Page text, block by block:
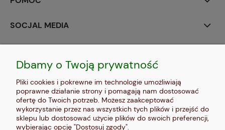
SOCJAL MEDIA
INFORMACJE
O NAS
Dbamy o Twoją prywatność
Pliki cookies i pokrewne im technologie umożliwiają
poprawne działanie strony i pomagają nam dostosować
ofertę do Twoich potrzeb. Możesz zaakceptować
wykorzystanie przez nas wszystkich tych plików i przejść do
sklepu lub dostosować użycie plików do swoich preferencji,
wybierając opcję "Dostosuj zgody".